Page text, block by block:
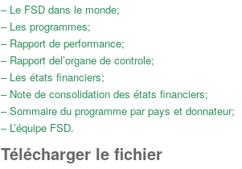
– Le FSD dans le monde;
– Les programmes;
– Rapport de performance;
– Rapport del’organe de controle;
– Les états financiers;
– Note de consolidation des états financiers;
– Sommaire du programme par pays et donnateur;
– L’équipe FSD.
Télécharger le fichier